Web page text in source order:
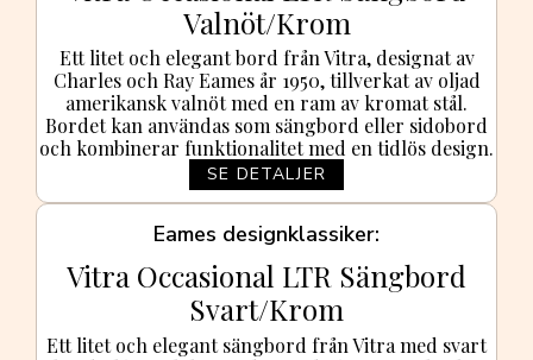
Valnöt/Krom
Ett litet och elegant bord från Vitra, designat av
Charles och Ray Eames år 1950, tillverkat av oljad
amerikansk valnöt med en ram av kromat stål.
Bordet kan användas som sängbord eller sidobord
och kombinerar funktionalitet med en tidlös design.
SE DETALJER
Eames designklassiker
Vitra Occasional LTR Sängbord
Svart/Krom
Ett litet och elegant sängbord från Vitra med svart